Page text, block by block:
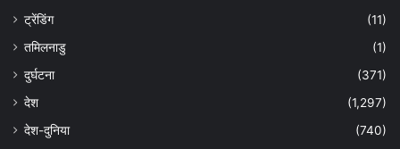
ट्रेंडिंग
(11)
तमिलनाडु
(1)
दुर्घटना
(371)
देश
(1,297)
देश-दुनिया
(740)